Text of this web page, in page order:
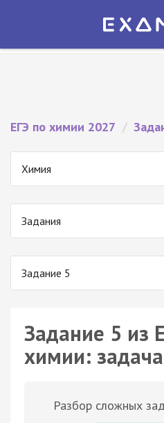
Экзамер — ЕГЭ 2027
ЕГЭ по химии 2027 /
Химия
Задания
Задание 5
Задание 5 из
химии:
Разбор сложных